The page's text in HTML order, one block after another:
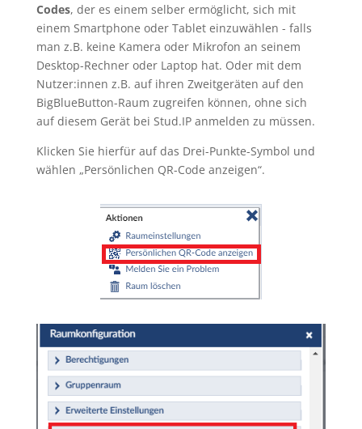
Codes, der es einem selber ermöglicht, sich mit
einem Smartphone oder Tablet einzuwählen - falls
man z.B. keine Kamera oder Mikrofon an seinem
Desktop-Rechner oder Laptop hat. Oder mit dem
Nutzer:innen z.B. auf ihren Zweitgeräten auf den
BigBlueButton-Raum zugreifen können, ohne sich
auf diesem Gerät bei Stud.IP anmelden zu müssen.
Klicken Sie hierfür auf das Drei-Punkte-Symbol und
wählen „Persönlichen QR-Code anzeigen“.